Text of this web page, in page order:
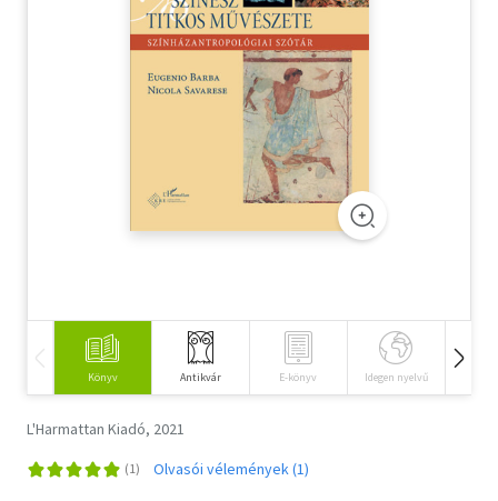
Szótár, nyelvkönyv
Természettudomány
Vallás
Könyv Antikvár E-könyv Idegen nyelvű
L'Harmattan Kiadó, 2021
Olvasói vélemények (1)